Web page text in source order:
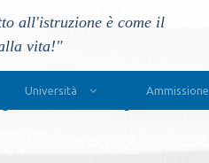
all'istruzione è come il
vita!"
Università Ammissione